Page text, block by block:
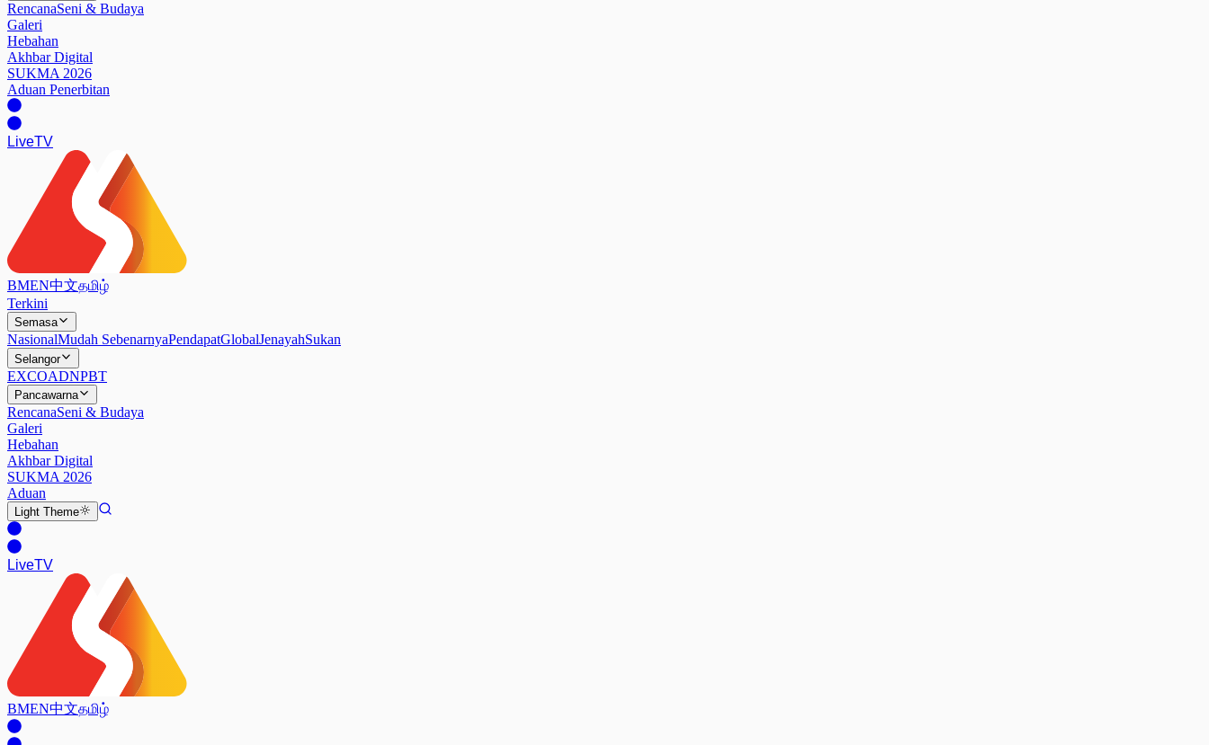
RencanaSeni & Budaya
Galeri
Hebahan
Akhbar Digital
SUKMA 2026
Aduan Penerbitan
LiveTV
BMEN中文தமிழ்
Terkini
Semasa
NasionalMudah SebenarnyaPendapatGlobalJenayahSukan
Selangor
EXCOADNPBT
Pancawarna
RencanaSeni & Budaya
Galeri
Hebahan
Akhbar Digital
SUKMA 2026
Aduan
Light Theme
LiveTV
BMEN中文தமிழ்